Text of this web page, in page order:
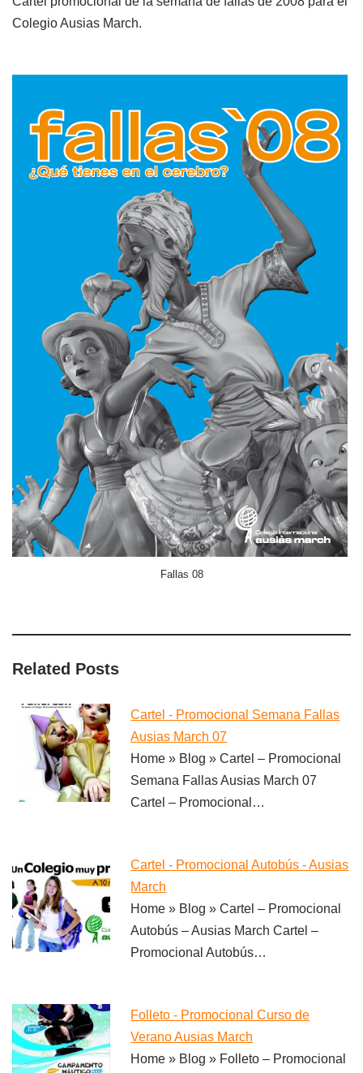
Colegio Ausias March.
Fallas 08
Related Posts
Cartel - Promocional Semana Fallas
Ausias March 07
Home » Blog » Cartel – Promocional
Semana Fallas Ausias March 07
Cartel – Promocional…
Cartel - Promocional Autobús - Ausias
March
Home » Blog » Cartel – Promocional
Autobús – Ausias March Cartel –
Promocional Autobús…
Folleto - Promocional Curso de
Verano Ausias March
Home » Blog » Folleto – Promocional